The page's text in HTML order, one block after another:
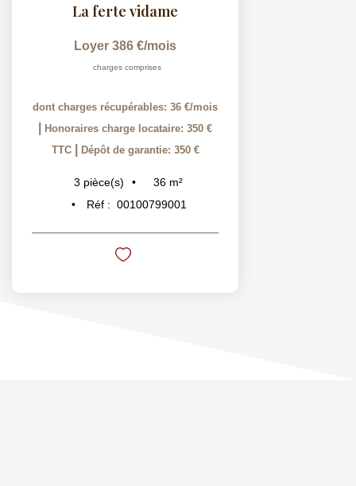
La ferte vidame
Loyer 386 €/mois
charges comprises
dont charges récupérables: 36 €/mois
Honoraires charge locataire: 350 €
TTC
Dépôt de garantie: 350 €
3 pièce(s) 36 m²
Réf : 00100799001